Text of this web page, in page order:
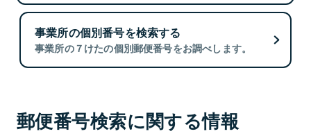
事業所の個別番号を検索する
事業所の７けたの個別郵便番号をお調べします。
郵便番号検索に関する情報